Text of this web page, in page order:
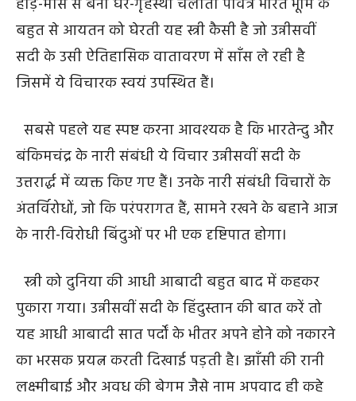
हाड़-मांस से बनी घर-गृहस्थी चलाती पवित्र भारत भूमि के
बहुत से आयतन को घेरती यह स्त्री कैसी है जो उन्नीसवीं
सदी के उसी ऐतिहासिक वातावरण में साँस ले रही है
जिसमें ये विचारक स्वयं उपस्थित हैं।
सबसे पहले यह स्पष्ट करना आवश्यक है कि भारतेन्दु और
बंकिमचंद्र के नारी संबंधी ये विचार उन्नीसवीं सदी के
उत्तरार्द्ध में व्यक्त किए गए हैं। उनके नारी संबंधी विचारों के
अंतर्विरोधों, जो कि परंपरागत हैं, सामने रखने के बहाने आज
के नारी-विरोधी बिंदुओं पर भी एक दृष्टिपात होगा।
स्त्री को दुनिया की आधी आबादी बहुत बाद में कहकर
पुकारा गया। उन्नीसवीं सदी के हिंदुस्तान की बात करें तो
यह आधी आबादी सात पर्दों के भीतर अपने होने को नकारने
का भरसक प्रयत्न करती दिखाई पड़ती है। झाँसी की रानी
लक्ष्मीबाई और अवध की बेगम जैसे नाम अपवाद ही कहे